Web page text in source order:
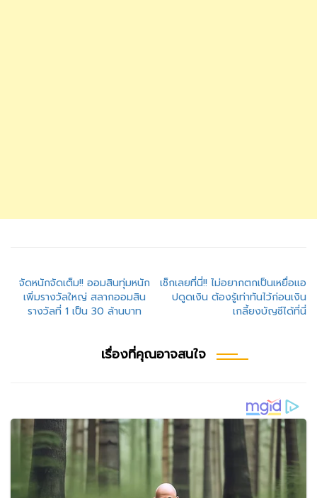
แนะแนว
เรื่อง
จัดหนักจัดเต็ม!! ออมสินทุ่มหนัก
เพิ่มรางวัลใหญ่ สลากออมสิน
รางวัลที่ 1 เป็น 30 ล้านบาท
เช็กเลยที่นี่!! ไม่อยากตกเป็นเหยื่อแอ
ปดูดเงิน ต้องรู้เท่าทันไว้ก่อนเงิน
เกลี้ยงบัญชีได้ที่นี่
เรื่องที่คุณอาจสนใจ